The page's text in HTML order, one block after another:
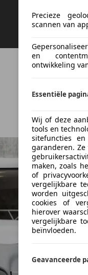
Precieze
scannen van
en
ontwikkeling
Essentiële
Wij of deze
tools en
sitefuncties
garanderen.
maken, zoals
of
vergelijkbare
worden
cookies of
hierover
vergelijkbare
beïnvloeden.
Geavanceerde